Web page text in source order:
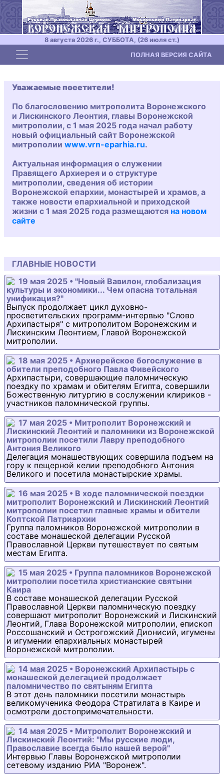
8 августа 2026 г., СУББОТА, (26 июля ст.)
Toggle navigation ПОЛНАЯ ВЕРСИЯ САЙТА
Уважаемые посетители!
По благословению митрополита Воронежского
и Лискинского Леонтия, главы Воронежской
митрополии, с 1 мая 2025 года начал работу
новый официальный сайт Воронежской
митрополии www.vrn-eparhia.ru.
Актуальная информация о служении
Правящего Архиерея и о структуре
митрополии, сведения об истории
Воронежской епархии, монастырей и храмов, а
также новости епархиальной и приходской
жизни с 1 мая 2025 года размещаются на новом
сайте
ГЛАВНЫЕ НОВОСТИ
19 мая 2025 • "Новый Вавилон, глобализация
культуры и экономики... Чем опасна тотальная
унификация?"
Выпуск продолжает цикл духовно-
просветительских программ-интервью "Слово
Архипастыря" с митрополитом Воронежским и
Лискинским Леонтием, Главой Воронежской
митрополии.
18 мая 2025 • Архиерейское богослужение в
обители преподобного Павла Фивейского
Архипастыри, совершающие паломническую
поездку по храмам и обителям Египта, совершили
Божественную литургию в сослужении клириков -
участников паломнической группы.
17 мая 2025 • Митрополит Воронежский и
Лискинский Леонтий и паломники из Воронежской
митрополии посетили Лавру преподобного
Антония Великого
Делегация монашествующих совершила подъем на
гору к пещерной келии преподобного Антония
Великого и посетила монастырские храмы.
16 мая 2025 • В ходе паломнической поездки
митрополит Воронежский и Лискинский Леонтий
митрополии посетил главные храмы и обители
Коптской Патриархии
Группа паломников Воронежской митрополии в
составе монашеской делегации Русской
Православной Церкви путешествует по святым
местам Египта.
15 мая 2025 • Группа паломников Воронежской
митрополии посетила христианские святыни
Каира
В составе монашеской делегации Русской
Православной Церкви паломническую поездку
совершают митрополит Воронежский и Лискинский
Леонтий, Глава Воронежской митрополии, епископ
Россошанский и Острогожский Дионисий, игумены
и игумении епархиальных монастырей
Воронежской митрополии.
14 мая 2025 • Воронежский Архипастырь с
монашеской делегацией продолжает
паломничество по святыням Египта
В этот день паломники посетили монастырь
великомученика Феодора Стратилата в Каире и
осмотрели достопримечательности.
14 мая 2025 • Митрополит Воронежский и
Лискинский Леонтий: "Мы русские люди,
Православие всегда было нашей верой"
Интервью Главы Воронежской митрополии
сетевому изданию РИА "Воронеж".